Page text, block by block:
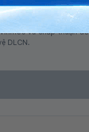
và chấp thuận để
DLCN.